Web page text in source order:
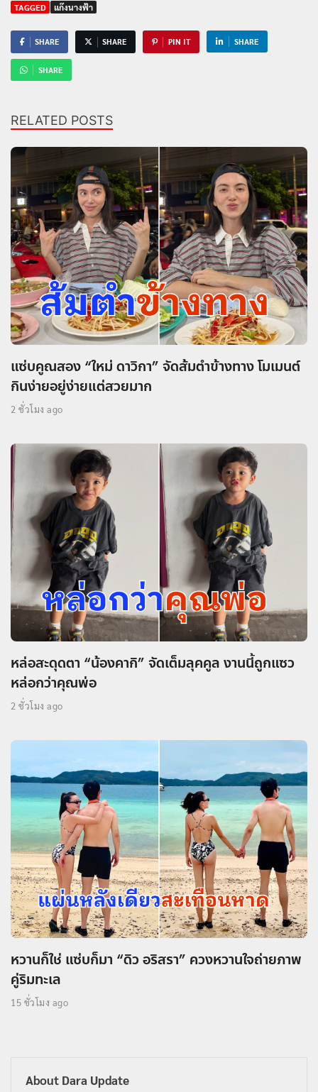
TAGGED แก๊งนางฟ้า
SHARE SHARE PIN IT SHARE
SHARE
RELATED POSTS
แซ่บคูณสอง “ใหม่ ดาวิกา” จัดส้มตำข้างทาง โมเมนต์
กินง่ายอยู่ง่ายแต่สวยมาก
2 ชั่วโมง ago
หล่อสะดุดตา “น้องคากิ” จัดเต็มลุคคูล งานนี้ถูกแซว
หล่อกว่าคุณพ่อ
2 ชั่วโมง ago
หวานก็ใช่ แซ่บก็มา “ดิว อริสรา” ควงหวานใจถ่ายภาพ
คู่ริมทะเล
15 ชั่วโมง ago
About Dara Update